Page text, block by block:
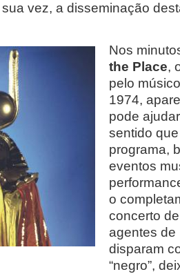
vez, a disseminação
Nos
the Place,
pelo
1974,
pode
sentido
programa,
eventos
o
concerto
agentes de
disparam
“negro”,